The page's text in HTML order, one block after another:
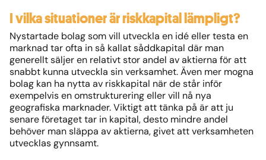
I vilka situationer är riskkapital lämpligt?
Nystartade bolag som vill utveckla en idé eller testa en
marknad tar ofta in så kallat såddkapital där man
generellt säljer en relativt stor andel av aktierna för att
snabbt kunna utveckla sin verksamhet. Även mer mogna
bolag kan ha nytta av riskkapital när de står inför
exempelvis en omstrukturering eller vill nå nya
geografiska marknader. Viktigt att tänka på är att ju
senare företaget tar in kapital, desto mindre andel
behöver man släppa av aktierna, givet att verksamheten
utvecklas gynnsamt.